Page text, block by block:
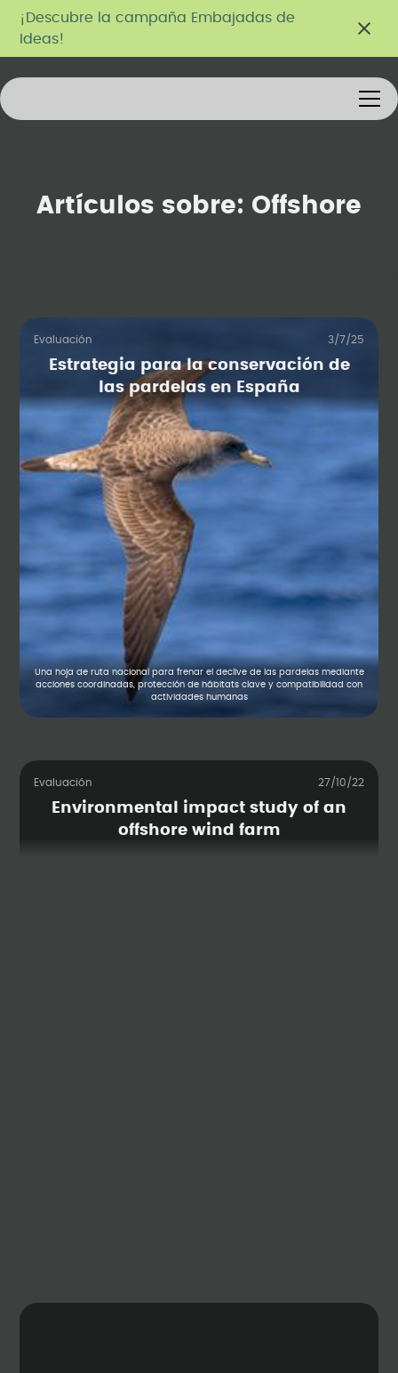
¡Descubre la campaña Embajadas de
Ideas!
Artículos sobre: Offshore
Evaluación 3/7/25
Estrategia para la conservación de
las pardelas en España
Una hoja de ruta nacional para frenar el declive de las pardelas mediante
acciones coordinadas, protección de hábitats clave y compatibilidad con
actividades humanas
Evaluación 27/10/22
Environmental impact study of an
offshore wind farm